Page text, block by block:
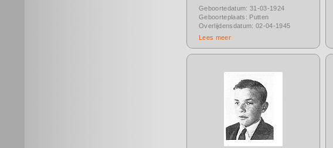
Geboortedatum: 31-03-1924
Geboorteplaats: Putten
Overlijdensdatum: 02-04-1945
Lees meer